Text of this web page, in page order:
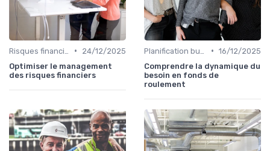
•
24/12/2025
Optimiser le management
des risques financiers
• 16/12/2025
Comprendre la dynamique du
besoin en fonds de
roulement